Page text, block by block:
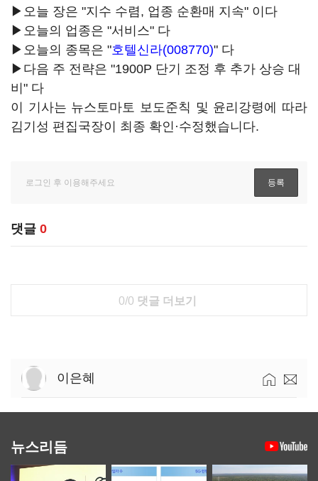
▶오늘 장은 "지수 수렴, 업종 순환매 지속" 이다
▶오늘의 업종은 "서비스" 다
▶오늘의 종목은 "호텔신라(008770)" 다
▶다음 주 전략은 "1900P 단기 조정 후 추가 상승 대
비" 다
이 기사는 뉴스토마토 보도준칙 및 윤리강령에 따라
김기성 편집국장이 최종 확인·수정했습니다.
댓글 0
0/0 댓글 더보기
이은혜
뉴스리듬